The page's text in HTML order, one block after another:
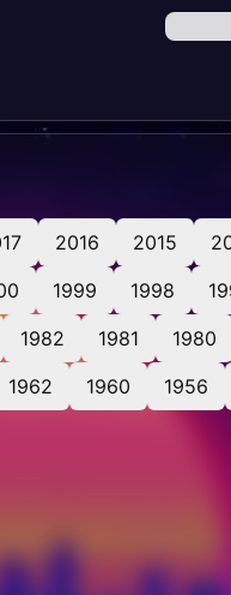
2016 2015
1999 1998
1982 1981 1980
1962 1960 1956